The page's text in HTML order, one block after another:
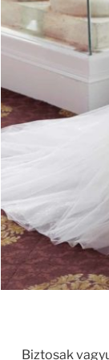
Biztosak